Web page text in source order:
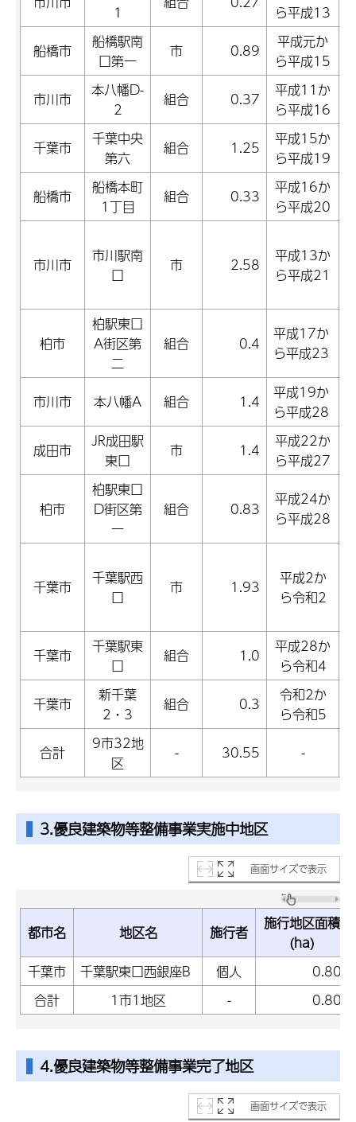
1
ら平成13
船橋市
船橋駅南
口第一
市 0.89
平成元か
ら平成15
市川市
本八幡D-
2
組合 0.37
平成11か
ら平成16
千葉市
千葉中央
第六
組合 1.25
平成15か
ら平成19
船橋市
船橋本町
1丁目
組合 0.33
平成16か
ら平成20
市川市
市川駅南
口
市 2.58
平成13か
ら平成21
柏市
柏駅東口
A街区第
二
組合 0.4
平成17か
ら平成23
市川市 本八幡A 組合 1.4
平成19か
ら平成28
成田市
JR成田駅
東口
市 1.4
平成22か
ら平成27
柏市
柏駅東口
D街区第
一
組合 0.83
平成24か
ら平成28
千葉市
千葉駅西
口
市 1.93
平成2か
ら令和2
千葉市
千葉駅東
口
組合 1.0
平成28か
ら令和4
千葉市
新千葉
2・3
組合 0.3
令和2か
ら令和5
合計
9市32地
区
- 30.55 -
3.優良建築物等整備事業実施中地区
画面サイズで表示
都市名 地区名 施行者
施行地区面積
(ha)
千葉市
千葉駅東口西銀座B 個人 0.80
合計
1市1地区 - 0.80
4.優良建築物等整備事業完了地区
画面サイズで表示